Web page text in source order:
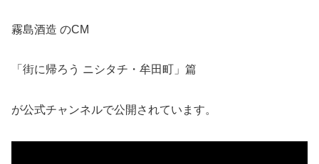
霧島酒造 のCM
「街に帰ろう ニシタチ・牟田町」篇
が公式チャンネルで公開されています。